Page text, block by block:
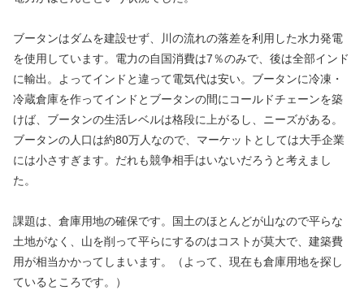
ブータンはダムを建設せず、川の流れの落差を利用した水力発電
を使用しています。電力の自国消費は7％のみで、後は全部インド
に輸出。よってインドと違って電気代は安い。ブータンに冷凍・
冷蔵倉庫を作ってインドとブータンの間にコールドチェーンを築
けば、ブータンの生活レベルは格段に上がるし、ニーズがある。
ブータンの人口は約80万人なので、マーケットとしては大手企業
には小さすぎます。だれも競争相手はいないだろうと考えまし
た。
課題は、倉庫用地の確保です。国土のほとんどが山なので平らな
土地がなく、山を削って平らにするのはコストが莫大で、建築費
用が相当かかってしまいます。（よって、現在も倉庫用地を探し
ているところです。）